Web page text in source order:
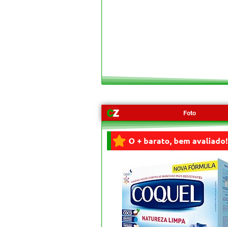
Foto
O + barato, bem avaliado!